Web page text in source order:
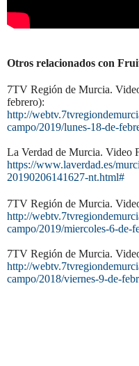
Otros relacionados con
7TV Región de Murcia.
febrero):
http://
campo/2019/lunes-18-de-
La Verdad de Murcia. Video
https://www.laverdad.es/
20190206141627-nt.html#
7TV Región de Murcia.
http://
campo/2019/miercoles-6-de-
7TV Región de Murcia.
http://
campo/2018/viernes-9-de-